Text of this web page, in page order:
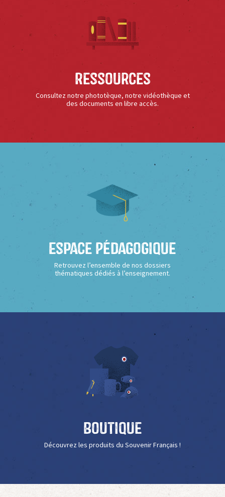
Ressources
Consultez notre phototèque, notre vidéothèque et
des documents en libre accès.
Espace Pédagogique
Retrouvez l’ensemble de nos dossiers
thématiques dédiés à l’enseignement.
Boutique
Découvrez les produits du Souvenir Français !